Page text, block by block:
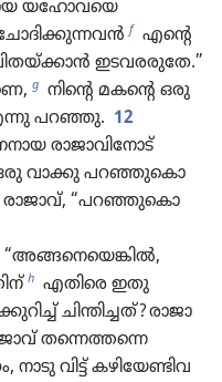
യഹോ​വയെ
f എന്റെ
ഇടവര​രു​തേ.”
g നിന്റെ മകന്റെ ഒരു
എന്നു പറഞ്ഞു. 12
രാജാ​വിനോട്‌
വാക്കു പറഞ്ഞുകൊ​
രാജാവ്‌, “പറഞ്ഞുകൊ​
“അങ്ങനെയെ​ങ്കിൽ,
h എതിരെ ഇതു​
ചിന്തി​ച്ചത്‌? രാജാ​
തന്നെത്തന്നെ
വിട്ട്‌ കഴി​യേ​ണ്ടി​വ​